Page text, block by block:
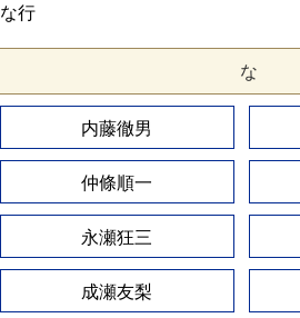
な行
な
内藤徹男
仲條順一
永瀬狂三
成瀬友梨